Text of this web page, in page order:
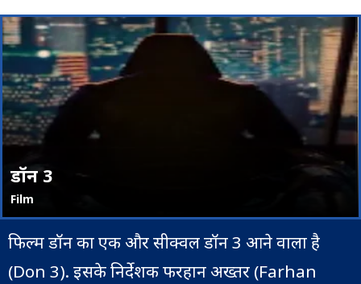
डॉन 3
Film
फिल्म डॉन का एक और सीक्वल डॉन 3 आने वाला है
(Don 3). इसके निर्देशक फरहान अख्तर (Farhan